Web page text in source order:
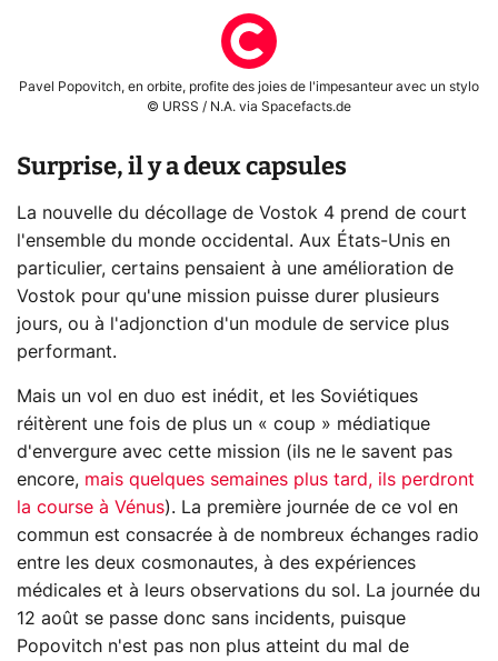
Pavel Popovitch, en orbite, profite des joies de l'impesanteur avec un stylo
© URSS / N.A. via Spacefacts.de
Surprise, il y a deux capsules
La nouvelle du décollage de Vostok 4 prend de court
l'ensemble du monde occidental. Aux États-Unis en
particulier, certains pensaient à une amélioration de
Vostok pour qu'une mission puisse durer plusieurs
jours, ou à l'adjonction d'un module de service plus
performant.
Mais un vol en duo est inédit, et les Soviétiques
réitèrent une fois de plus un « coup » médiatique
d'envergure avec cette mission (ils ne le savent pas
encore, mais quelques semaines plus tard, ils perdront
la course à Vénus). La première journée de ce vol en
commun est consacrée à de nombreux échanges radio
entre les deux cosmonautes, à des expériences
médicales et à leurs observations du sol. La journée du
12 août se passe donc sans incidents, puisque
Popovitch n'est pas non plus atteint du mal de